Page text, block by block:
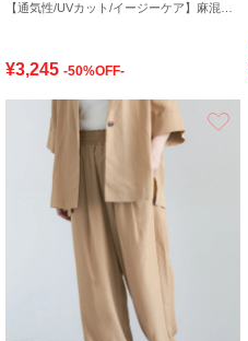
¥3,245 -50%OFF-